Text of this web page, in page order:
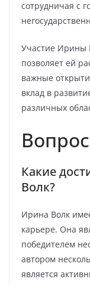
сотрудничая с
Участие Ирины
позволяет ей
важные
вклад в
различных
Какие
Волк?
Ирина Волк
карьере. Она
победителем
автором
является